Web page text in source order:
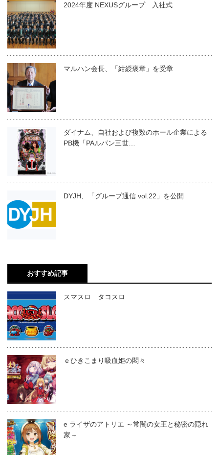
2024年度 NEXUSグループ 入社式
マルハン会長、「紺綬褒章」を受章
ダイナム、自社および複数のホール企業による
PB機「PAルパン三世…
DYJH、「グループ通信 vol.22」を公開
おすすめ記事
スマスロ タコスロ
ｅひきこまり吸血姫の悶々
e ライザのアトリエ ～常闇の女王と秘密の隠れ
家～